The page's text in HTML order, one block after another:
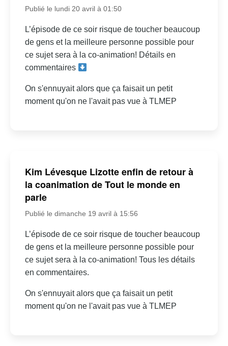
unique, souvent teintée d’une touche féministe. Kim
Lévesque Lizotte continue d’influencer et d’inspirer par
son engagement et sa passion pour les arts.
Publié le lundi 20 avril à 01:50
L’épisode de ce soir risque de toucher beaucoup
de gens et la meilleure personne possible pour
ce sujet sera à la co-animation! Détails en
commentaires
On s'ennuyait alors que ça faisait un petit
moment qu'on ne l'avait pas vue à TLMEP
Kim Lévesque Lizotte enfin de retour à
la coanimation de Tout le monde en
parle
Publié le dimanche 19 avril à 15:56
L’épisode de ce soir risque de toucher beaucoup
de gens et la meilleure personne possible pour
ce sujet sera à la co-animation! Tous les détails
en commentaires.
On s'ennuyait alors que ça faisait un petit
moment qu'on ne l'avait pas vue à TLMEP